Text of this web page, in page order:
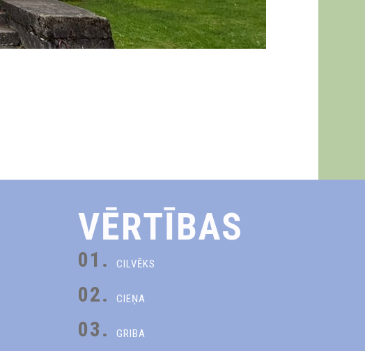
VĒRTĪBAS
01. CILVĒKS
02. CIEŅA
03. GRIBA